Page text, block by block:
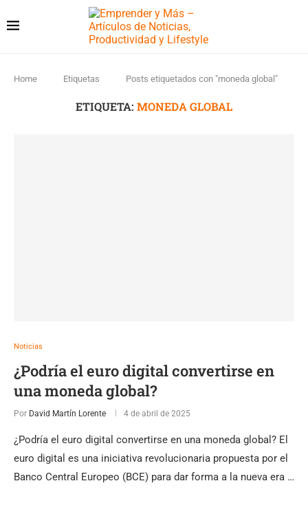
Home Etiquetas Posts etiquetados con "moneda global"
ETIQUETA: MONEDA GLOBAL
Noticias
¿Podría el euro digital convertirse en
una moneda global?
Por David Martín Lorente 4 de abril de 2025
¿Podría el euro digital convertirse en una moneda global? El
euro digital es una iniciativa revolucionaria propuesta por el
Banco Central Europeo (BCE) para dar forma a la nueva era …